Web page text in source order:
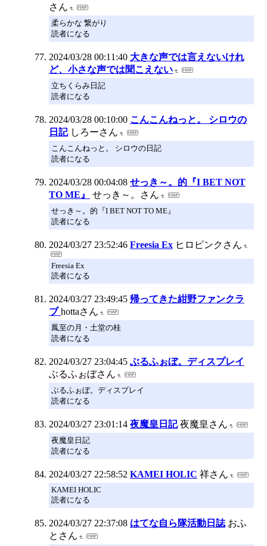
さん
柔らかな 繋がり
読者になる
2024/03/28 00:11:40 大きな声では言えないけれ
ど、小さな声では聞こえない
立ちくらみ日記
読者になる
2024/03/28 00:10:00 こんこんねっと。 シロウの
日記 しろーさん
こんこんねっと。 シロウの日記
読者になる
2024/03/28 00:04:08 せっき～。的『I BET NOT
TO ME』
せっき～。さん
せっき～。的『I BET NOT TO ME』
読者になる
2024/03/27 23:52:46 Freesia Ex ヒロピンクさん
Freesia Ex
読者になる
2024/03/27 23:49:45 帰ってきた紺野ファンクラ
ブhottaさん
鳳至の月・土堂の桂
読者になる
2024/03/27 23:04:45 ぶるふぉぼ。ディスプレイ
ぶるふぉぼさん
ぶるふぉぼ。ディスプレイ
読者になる
2024/03/27 23:01:14 夜魔皇日記 夜魔皇さん
夜魔皇日記
読者になる
2024/03/27 22:58:52 KAMEI HOLIC 祥さん
KAMEI HOLIC
読者になる
2024/03/27 22:37:08 はてな自ら隊活動日誌 おふ
とさん